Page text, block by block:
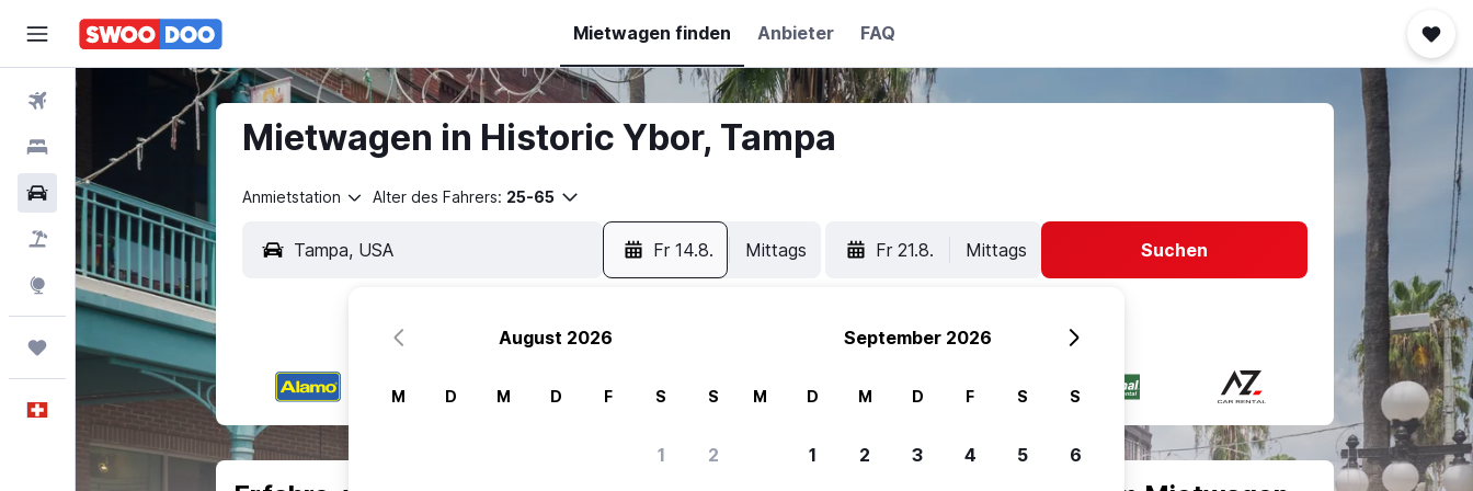
Mietwagen finden Anbieter FAQ
Mietwagen
Pauschalreisen
FERIEN
Explore
Trips
Deutsch
Mietwagen in Historic Ybor, Tampa
Anmietstation Alter des Fahrers: 25-65
Fr 14.8. Mittags Fr 21.8. Mittags Suchen
August 2026
M D M D F S S
1 2
September 2026
M D M D F S S
1 2 3 4 5 6